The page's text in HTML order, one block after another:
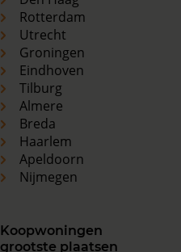
Rotterdam
Utrecht
Groningen
Eindhoven
Tilburg
Almere
Breda
Haarlem
Apeldoorn
Nijmegen
Koopwoningen
grootste plaatsen